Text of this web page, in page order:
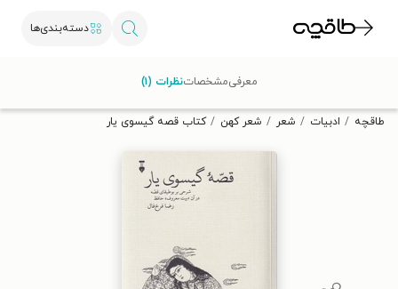
دسته‌بندی‌ها
تخفیف از طاقچه دریافت کن.
طاقچه ادبیات شعر شعر کهن کتاب قصه گیسوی یار
معرفیمشخصاتنظرات (۱)